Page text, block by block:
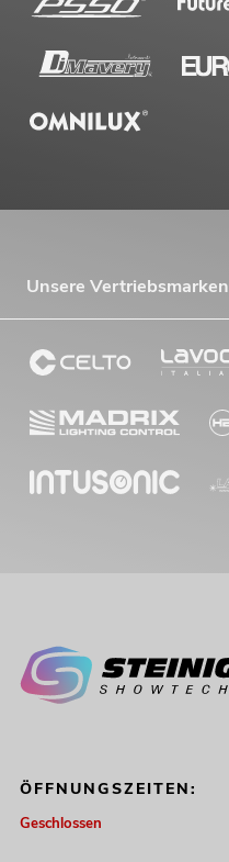
Unsere Vertriebsmarken
ÖFFNUNGSZEITEN:
Geschlossen